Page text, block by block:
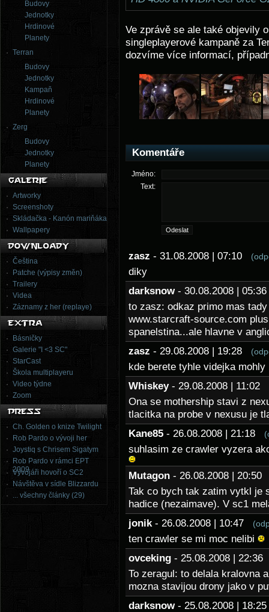
Budovy
Jednotky
Hrdinové
Planety
Terran
Budovy
Jednotky
Kampaň
Hrdinové
Planety
Zerg
Budovy
Jednotky
Planety
Artworky
Screenshoty
Skládačka - Kanón mariňáka
Wallpapery
Čeština
Patche (výpisy změn)
Trailery
Videa
Záznamy z her (replaye)
Básničky
Galerie "I <3 SC"
StarCast
Škola multiplayeru
Video týdne
Zoom
Ch. Golden o knize Twilight
Rob Pardo o vývoji her
Joystiq s Chrisem Sigatym
Rob Pardo v rámci EPT
2009
Vývojáři hovoří o SC2
Návštěva v sídle Blizzardu
... všechny články (29)
Ve zprávě se ale také objevily
singleplayerové kampaně za
dozvíme více informací,
Komentáře
Jméno:
Text:
zasz - 31.08.2008 | 07:10
diky
darksnow - 30.08.2008 |
to zasz: odkaz primo mas
www.starcraft-source.com
spanelstina...ale hlavne v
zasz - 29.08.2008 | 19:28
kde berete tyhle videjka
Whiskey - 29.08.2008 | 11:02
Ona se mothership stavi z
tlacitka na probe v nexusu je
Kane85 - 26.08.2008 | 21:18
suhlasim ze crawler vyzera
Mutagon - 26.08.2008 |
Tak co bych tak zatim vytkl je
hadice (nezaimave). V sc1
jonik - 26.08.2008 | 10:47
ten crawler se mi moc nelibi
ovceking - 25.08.2008 |
To zeragul: to delala kralovna
mozna stavijou drony jako v
darksnow - 25.08.2008 |